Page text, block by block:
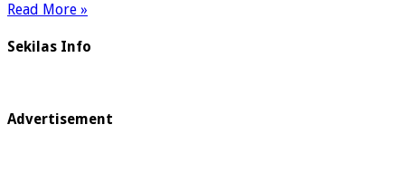
Read More »
Sekilas Info
Advertisement